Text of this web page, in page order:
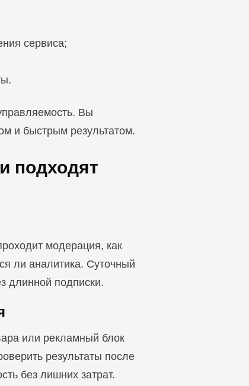
сервиса;
Вы
и быстрым результатом.
подходят
модерация, как
ли аналитика. Суточный
длинной подписки.
или рекламный блок
результаты после
без лишних затрат.